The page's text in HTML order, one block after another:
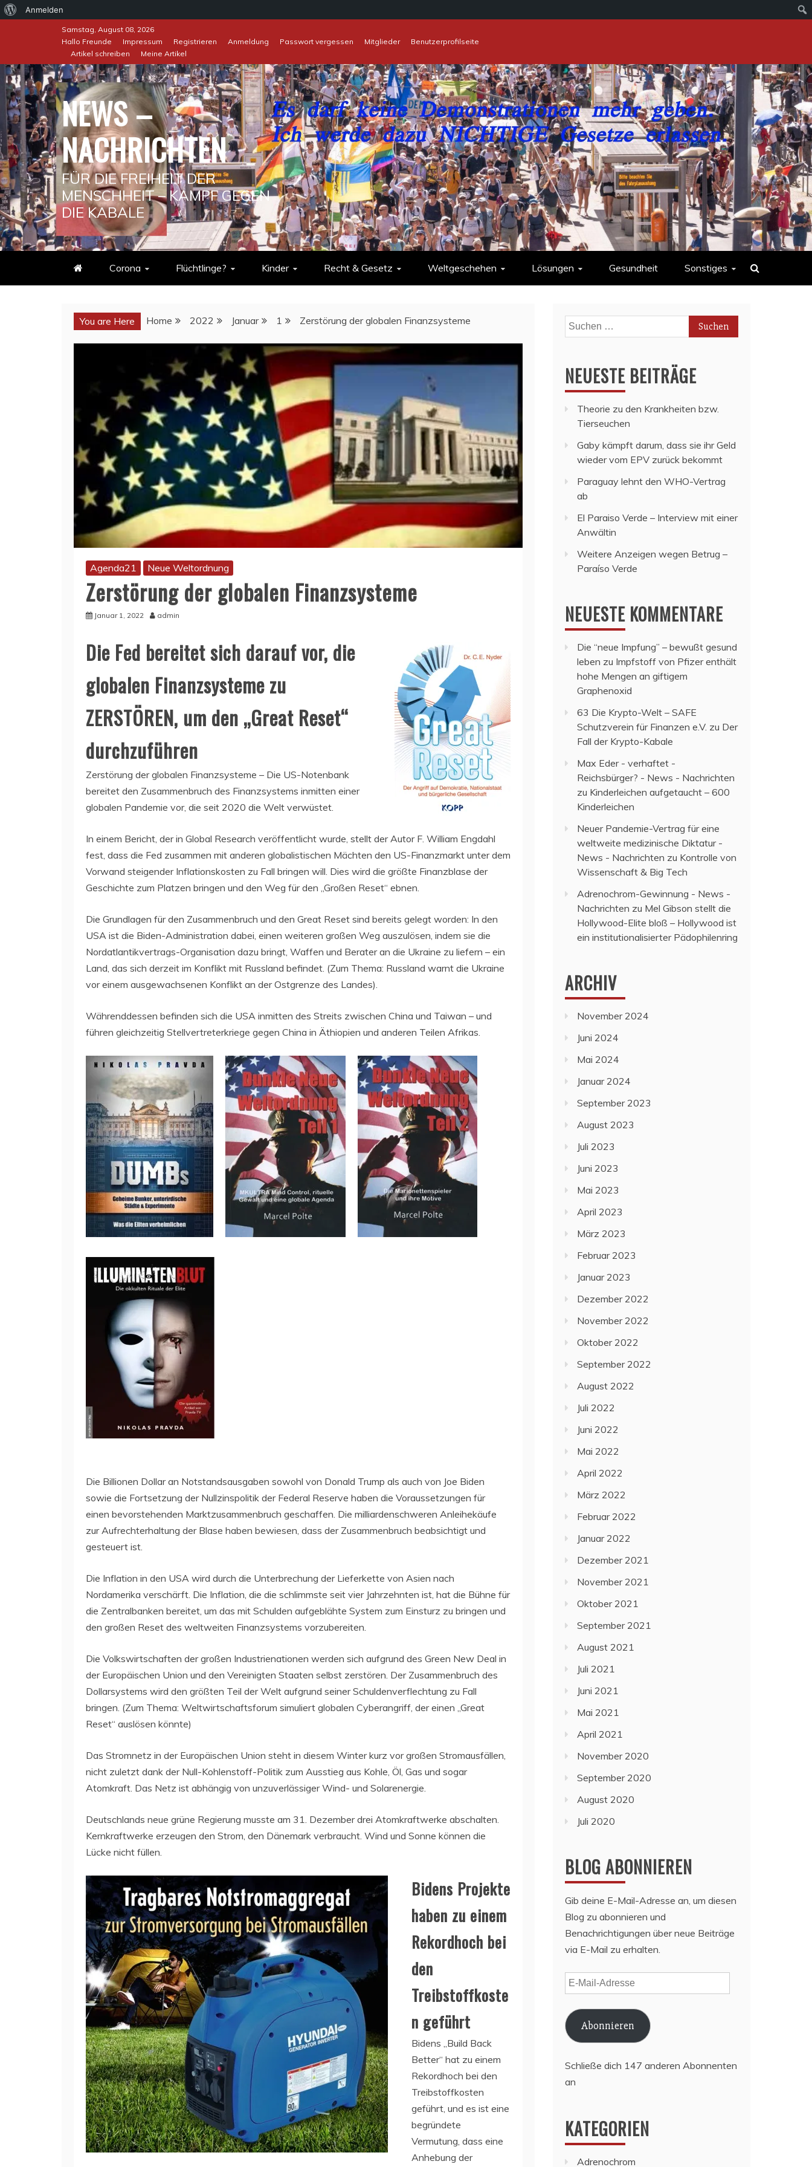
Über
Anmelden
Samstag, August 08, 2026
Hallo Freunde
Impressum Registrieren Anmeldung Passwort vergessen Mitglieder
Benutzerprofilseite
Artikel schreiben
Meine Artikel
NEWS –
NACHRICHTEN
FÜR DIE FREIHEIT DER
MENSCHHEIT – KAMPF GEGEN
DIE KABALE
Corona Flüchtlinge? Kinder Recht & Gesetz Weltgeschehen Lösungen Gesundheit Sonstiges
You are Here Home 2022 Januar 1 Zerstörung der globalen Finanzsysteme
Agenda21 Neue Weltordnung
Zerstörung der globalen Finanzsysteme
Januar 1, 2022 admin
Die Fed bereitet sich darauf vor, die
globalen Finanzsysteme zu
ZERSTÖREN, um den „Great Reset“
durchzuführen
Zerstörung der globalen Finanzsysteme – Die US-Notenbank
bereitet den Zusammenbruch des Finanzsystems inmitten einer
globalen Pandemie vor, die seit 2020 die Welt verwüstet.
In einem Bericht, der in Global Research veröffentlicht wurde, stellt der Autor F. William Engdahl
fest, dass die Fed zusammen mit anderen globalistischen Mächten den US-Finanzmarkt unter dem
Vorwand steigender Inflationskosten zu Fall bringen will. Dies wird die größte Finanzblase der
Geschichte zum Platzen bringen und den Weg für den „Großen Reset“ ebnen.
Die Grundlagen für den Zusammenbruch und den Great Reset sind bereits gelegt worden: In den
USA ist die Biden-Administration dabei, einen weiteren großen Weg auszulösen, indem sie die
Nordatlantikvertrags-Organisation dazu bringt, Waffen und Berater an die Ukraine zu liefern – ein
Land, das sich derzeit im Konflikt mit Russland befindet. (Zum Thema: Russland warnt die Ukraine
vor einem ausgewachsenen Konflikt an der Ostgrenze des Landes).
Währenddessen befinden sich die USA inmitten des Streits zwischen China und Taiwan – und
führen gleichzeitig Stellvertreterkriege gegen China in Äthiopien und anderen Teilen Afrikas.
Die Billionen Dollar an Notstandsausgaben sowohl von Donald Trump als auch von Joe Biden
sowie die Fortsetzung der Nullzinspolitik der Federal Reserve haben die Voraussetzungen für
einen bevorstehenden Marktzusammenbruch geschaffen. Die milliardenschweren Anleihekäufe
zur Aufrechterhaltung der Blase haben bewiesen, dass der Zusammenbruch beabsichtigt und
gesteuert ist.
Die Inflation in den USA wird durch die Unterbrechung der Lieferkette von Asien nach
Nordamerika verschärft. Die Inflation, die die schlimmste seit vier Jahrzehnten ist, hat die Bühne für
die Zentralbanken bereitet, um das mit Schulden aufgeblähte System zum Einsturz zu bringen und
den großen Reset des weltweiten Finanzsystems vorzubereiten.
Die Volkswirtschaften der großen Industrienationen werden sich aufgrund des Green New Deal in
der Europäischen Union und den Vereinigten Staaten selbst zerstören. Der Zusammenbruch des
Dollarsystems wird den größten Teil der Welt aufgrund seiner Schuldenverflechtung zu Fall
bringen. (Zum Thema: Weltwirtschaftsforum simuliert globalen Cyberangriff, der einen „Great
Reset“ auslösen könnte)
Das Stromnetz in der Europäischen Union steht in diesem Winter kurz vor großen Stromausfällen,
nicht zuletzt dank der Null-Kohlenstoff-Politik zum Ausstieg aus Kohle, Öl, Gas und sogar
Atomkraft. Das Netz ist abhängig von unzuverlässiger Wind- und Solarenergie.
Deutschlands neue grüne Regierung musste am 31. Dezember drei Atomkraftwerke abschalten.
Kernkraftwerke erzeugen den Strom, den Dänemark verbraucht. Wind und Sonne können die
Lücke nicht füllen.
Bidens Projekte
haben zu einem
Rekordhoch bei
den
Treibstoffkoste
n geführt
Bidens „Build Back
Better“ hat zu einem
Rekordhoch bei den
Treibstoffkosten
geführt, und es ist eine
begründete
Vermutung, dass eine
Anhebung der
Suchen
nach:
NEUESTE BEITRÄGE
Theorie zu den Krankheiten bzw.
Tierseuchen
Gaby kämpft darum, dass sie ihr Geld
wieder vom EPV zurück bekommt
Paraguay lehnt den WHO-Vertrag
ab
El Paraiso Verde – Interview mit einer
Anwältin
Weitere Anzeigen wegen Betrug –
Paraíso Verde
NEUESTE KOMMENTARE
Die “neue Impfung” – bewußt gesund
leben zu Impfstoff von Pfizer enthält
hohe Mengen an giftigem
Graphenoxid
63 Die Krypto-Welt – SAFE
Schutzverein für Finanzen e.V. zu Der
Fall der Krypto-Kabale
Max Eder - verhaftet -
Reichsbürger? - News - Nachrichten
zu Kinderleichen aufgetaucht – 600
Kinderleichen
Neuer Pandemie-Vertrag für eine
weltweite medizinische Diktatur -
News - Nachrichten zu Kontrolle von
Wissenschaft & Big Tech
Adrenochrom-Gewinnung - News -
Nachrichten zu Mel Gibson stellt die
Hollywood-Elite bloß – Hollywood ist
ein institutionalisierter Pädophilenring
ARCHIV
November 2024
Juni 2024
Mai 2024
Januar 2024
September 2023
August 2023
Juli 2023
Juni 2023
Mai 2023
April 2023
März 2023
Februar 2023
Januar 2023
Dezember 2022
November 2022
Oktober 2022
September 2022
August 2022
Juli 2022
Juni 2022
Mai 2022
April 2022
März 2022
Februar 2022
Januar 2022
Dezember 2021
November 2021
Oktober 2021
September 2021
August 2021
Juli 2021
Juni 2021
Mai 2021
April 2021
November 2020
September 2020
August 2020
Juli 2020
BLOG ABONNIEREN
Gib deine E-Mail-Adresse an, um diesen
Blog zu abonnieren und
Benachrichtigungen über neue Beiträge
via E-Mail zu erhalten.
E-
Mail-
Adresse
Abonnieren
Schließe dich 147 anderen Abonnenten
an
KATEGORIEN
Adrenochrom